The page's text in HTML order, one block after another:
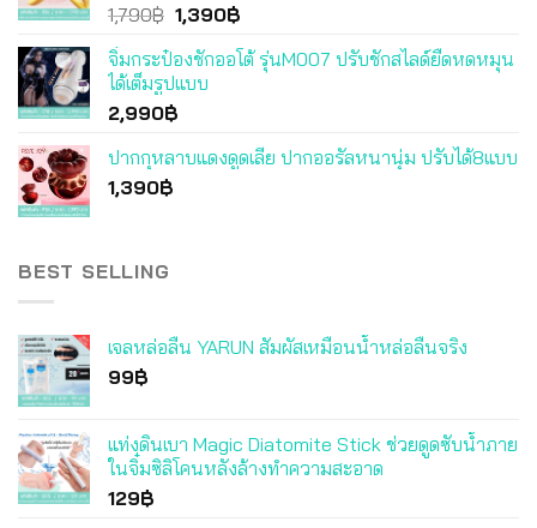
1,790฿ Original
was:
1,790฿.
1,390฿Current
is:
จิ๋มกระป๋องชักออโต้ รุ่นM007 ปรับชักสไลด์ยืดหดหมุน
ได้เต็มรูปแบบ
2,990฿
ปากกุหลาบแดงดูดเลีย ปากออรัลหนานุ่ม ปรับได้8แบบ
1,390฿
BEST SELLING
เจลหล่อลื่น YARUN สัมผัสเหมือนน้ำหล่อลื่นจริง
99฿
แท่งดินเบา Magic Diatomite Stick ช่วยดูดซับน้ำภาย
ในจิ๋มซิลิโคนหลังล้างทำความสะอาด
129฿